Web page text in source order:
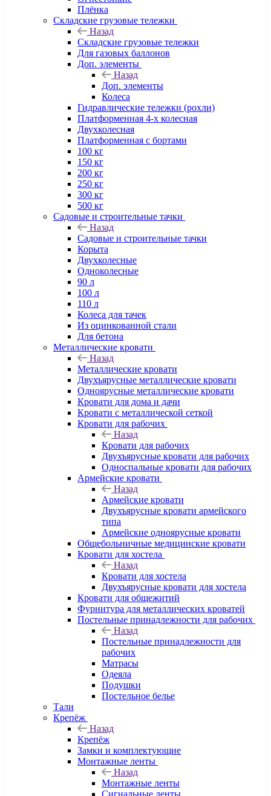
Плёнка
Складские грузовые тележки
Назад
Складские грузовые тележки
Для газовых баллонов
Доп. элементы
Назад
Доп. элементы
Колеса
Гидравлические тележки (рохли)
Платформенная 4-х колесная
Двухколесная
Платформенная с бортами
100 кг
150 кг
200 кг
250 кг
300 кг
500 кг
Садовые и строительные тачки
Назад
Садовые и строительные тачки
Корыта
Двухколесные
Одноколесные
90 л
100 л
110 л
Колеса для тачек
Из оцинкованной стали
Для бетона
Металлические кровати
Назад
Металлические кровати
Двухъярусные металлические кровати
Одноярусные металлические кровати
Кровати для дома и дачи
Кровати с металлической сеткой
Кровати для рабочих
Назад
Кровати для рабочих
Двухъярусные кровати для рабочих
Односпальные кровати для рабочих
Армейские кровати
Назад
Армейские кровати
Двухъярусные кровати армейского
типа
Армейские одноярусные кровати
Общебольничные медицинские кровати
Кровати для хостела
Назад
Кровати для хостела
Двухъярусные кровати для хостела
Кровати для общежитий
Фурнитура для металлических кроватей
Постельные принадлежности для рабочих
Назад
Постельные принадлежности для
рабочих
Матрасы
Одеяла
Подушки
Постельное белье
Тали
Крепёж
Назад
Крепёж
Замки и комплектующие
Монтажные ленты
Назад
Монтажные ленты
Сигнальные ленты